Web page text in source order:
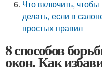
Что включить,
делать, если в
простых правил
8 способов
окон. Как